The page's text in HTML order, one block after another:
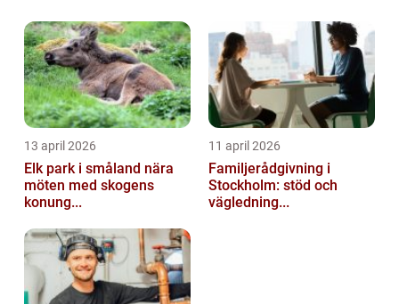
13 april 2026
Elk park i småland nära
möten med skogens
konung...
11 april 2026
Familjerådgivning i
Stockholm: stöd och
vägledning...